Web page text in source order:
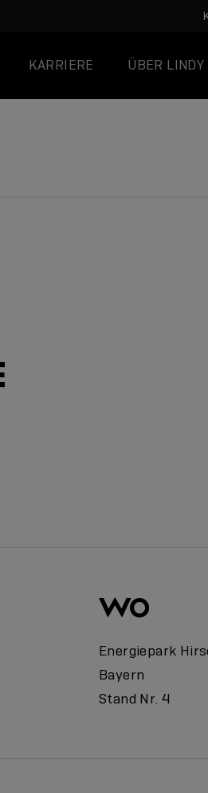
KARRIERE ÜBER LINDY
WO
Energiepark
Bayern
Stand Nr. 4